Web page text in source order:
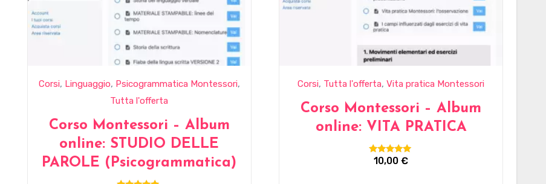
Corsi, Linguaggio, Psicogrammatica Montessori,
Tutta l'offerta
Corso Montessori – Album
online: STUDIO DELLE
PAROLE (Psicogrammatica)
Corsi, Tutta l'offerta,Vita pratica Montessori
Corso Montessori – Album
online: VITA PRATICA
Valutato
10,00€